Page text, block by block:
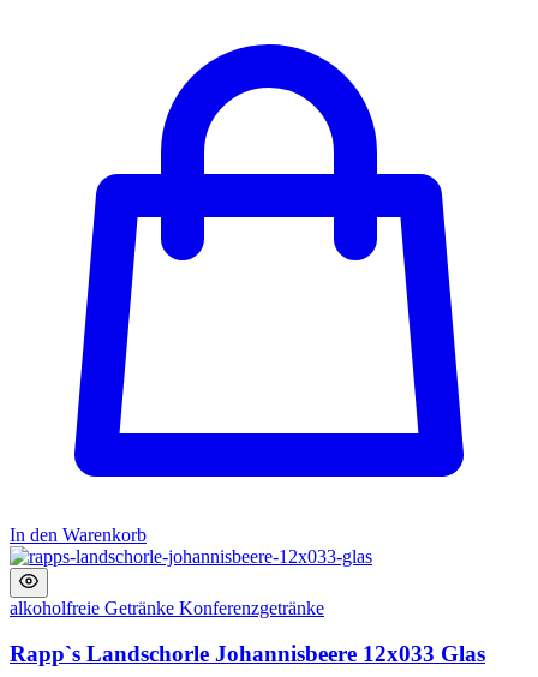
In den Warenkorb
alkoholfreie Getränke Konferenzgetränke
Rapp`s Landschorle Johannisbeere 12x033 Glas